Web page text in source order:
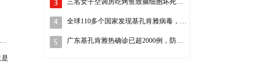
洞鞋蹚水感染丹毒，男子高烧39℃紧
三名女子空调房吃烤鱼致脑细胞坏死，…
全球110多个国家发现基孔肯雅病毒，…
广东基孔肯雅热确诊已超2000例，防控…